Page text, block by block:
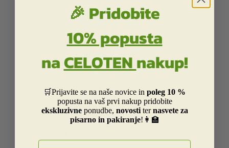
Nahrbtniki in torbe
Kolekcija Street
Kolekcija Centrum
Kolekcija Barcelona
Kolekcija Liverpool
Kolekcija Dakar
Kolekcija Catalina Estrada
Kolekcija Smiley
Kolekcija Frozen
🎉 Pridobite
10% popusta
naCELOTENnakup!
🛒Prijavite se na naše novice in poleg 10 %
popusta na vaš prvi nakup pridobite
ekskluzivneponudbe, novosti ternasvete za
pisarno in pakiranje!👩‍🏫
E-naslov